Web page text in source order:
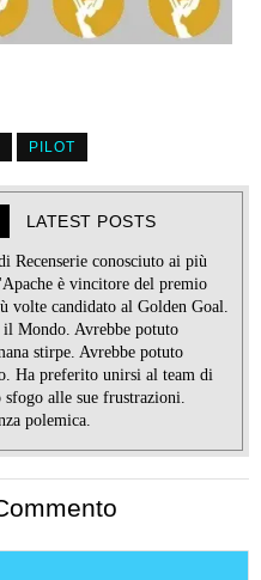
PILOT
LATEST POSTS
Recenserie conosciuto ai più
è vincitore del premio
volte candidato al Golden Goal.
il Mondo. Avrebbe potuto
stirpe. Avrebbe potuto
Ha preferito unirsi al team di
alle sue frustrazioni.
polemica.